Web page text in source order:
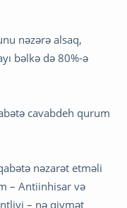
nəzərə alsaq,
bəlkə də 80%-ə
cavabdeh qurum
nəzarət etməli
– Antiinhisar və
– nə qiymət